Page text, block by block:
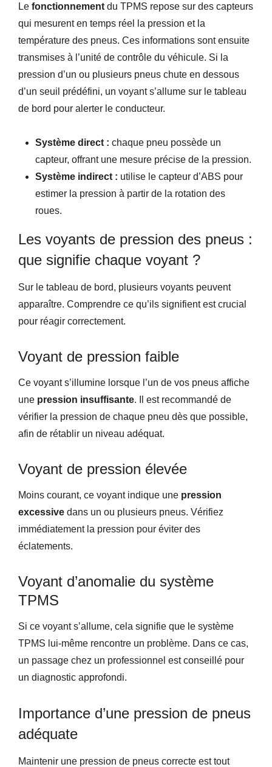
Le fonctionnement du TPMS repose sur des capteurs
qui mesurent en temps réel la pression et la
température des pneus. Ces informations sont ensuite
transmises à l’unité de contrôle du véhicule. Si la
pression d’un ou plusieurs pneus chute en dessous
d’un seuil prédéfini, un voyant s’allume sur le tableau
de bord pour alerter le conducteur.
Système direct : chaque pneu possède un
capteur, offrant une mesure précise de la pression.
Système indirect : utilise le capteur d’ABS pour
estimer la pression à partir de la rotation des
roues.
Les voyants de pression des pneus :
que signifie chaque voyant ?
Sur le tableau de bord, plusieurs voyants peuvent
apparaître. Comprendre ce qu’ils signifient est crucial
pour réagir correctement.
Voyant de pression faible
Ce voyant s’illumine lorsque l’un de vos pneus affiche
une pression insuffisante. Il est recommandé de
vérifier la pression de chaque pneu dès que possible,
afin de rétablir un niveau adéquat.
Voyant de pression élevée
Moins courant, ce voyant indique une pression
excessive dans un ou plusieurs pneus. Vérifiez
immédiatement la pression pour éviter des
éclatements.
Voyant d’anomalie du système
TPMS
Si ce voyant s’allume, cela signifie que le système
TPMS lui-même rencontre un problème. Dans ce cas,
un passage chez un professionnel est conseillé pour
un diagnostic approfondi.
Importance d’une pression de pneus
adéquate
Maintenir une pression de pneus correcte est tout